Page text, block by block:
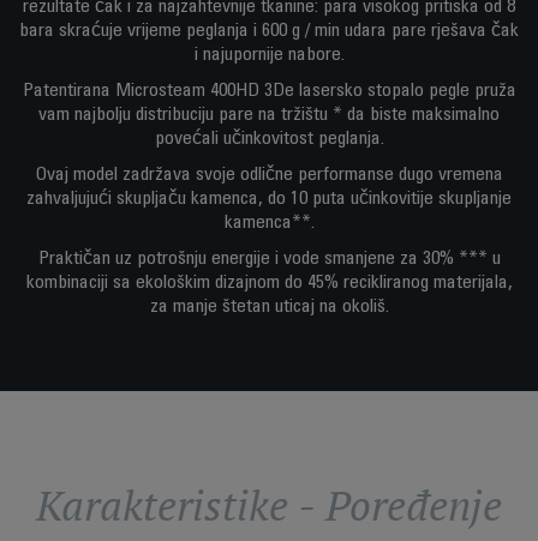
rezultate čak i za najzahtevnije tkanine: para visokog pritiska od 8
bara skraćuje vrijeme peglanja i 600 g / min udara pare rješava čak
i najupornije nabore.
Patentirana Microsteam 400HD 3De lasersko stopalo pegle pruža
vam najbolju distribuciju pare na tržištu * da biste maksimalno
povećali učinkovitost peglanja.
Ovaj model zadržava svoje odlične performanse dugo vremena
zahvaljujući skupljaču kamenca, do 10 puta učinkovitije skupljanje
kamenca**.
Praktičan uz potrošnju energije i vode smanjene za 30% *** u
kombinaciji sa ekološkim dizajnom do 45% recikliranog materijala,
za manje štetan uticaj na okoliš.
Karakteristike - Poređenje